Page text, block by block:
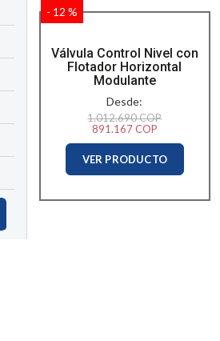
Válvula Control Nivel con
Flotador Horizontal
Modulante
- 12 %
Desde:
1.012.690 COP
891.167 COP
VER PRODUCTO